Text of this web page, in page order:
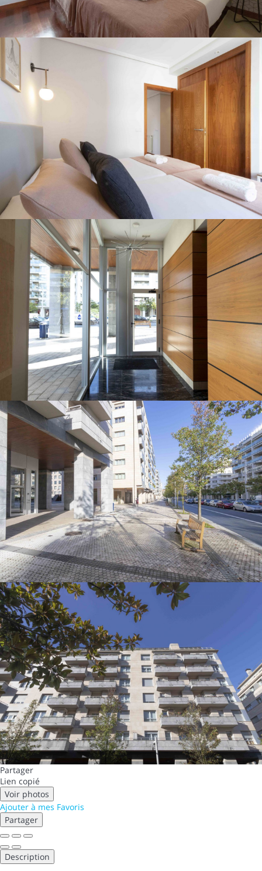
Partager
Lien copié
Voir photos
Ajouter à mes Favoris
Partager
Description